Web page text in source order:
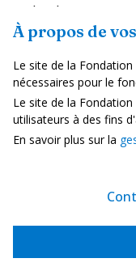
À propos de
Le site de la
nécessaires pour le
Le site de la
utilisateurs à des fins
En savoir plus sur la
des changements
Surtout, elle leur a
envisageablesà la
Trump, il y avait
encouragée par
l’Union européenne
le 14 février), par
populiste en
jeu européen
par exemple, les